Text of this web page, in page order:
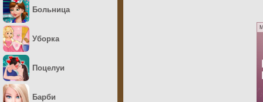
Больница
Уборка
Поцелуи
Барби